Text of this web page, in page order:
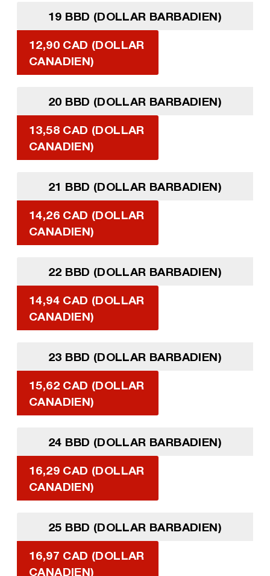
19 BBD (DOLLAR BARBADIEN)
12,90 CAD (DOLLAR
CANADIEN)
20 BBD (DOLLAR BARBADIEN)
13,58 CAD (DOLLAR
CANADIEN)
21 BBD (DOLLAR BARBADIEN)
14,26 CAD (DOLLAR
CANADIEN)
22 BBD (DOLLAR BARBADIEN)
14,94 CAD (DOLLAR
CANADIEN)
23 BBD (DOLLAR BARBADIEN)
15,62 CAD (DOLLAR
CANADIEN)
24 BBD (DOLLAR BARBADIEN)
16,29 CAD (DOLLAR
CANADIEN)
25 BBD (DOLLAR BARBADIEN)
16,97 CAD (DOLLAR
CANADIEN)